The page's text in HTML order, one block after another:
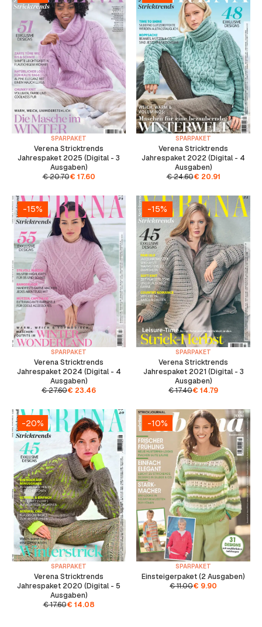
SPARPAKET
Verena Stricktrends
Jahrespaket 2025 (Digital - 3
Ausgaben)
€20.70€ 17.60
SPARPAKET
Verena Stricktrends
Jahrespaket 2022 (Digital - 4
Ausgaben)
€24.60€ 20.91
-15%
SPARPAKET
Verena Stricktrends
Jahrespaket 2024 (Digital - 4
Ausgaben)
€27.60€ 23.46
-15%
SPARPAKET
Verena Stricktrends
Jahrespaket 2021 (Digital - 3
Ausgaben)
€17.40€ 14.79
-20%
SPARPAKET
Verena Stricktrends
Jahrespaket 2020 (Digital - 5
Ausgaben)
€17.60€ 14.08
-10%
SPARPAKET
Einsteigerpaket (2 Ausgaben)
€11.00€ 9.90